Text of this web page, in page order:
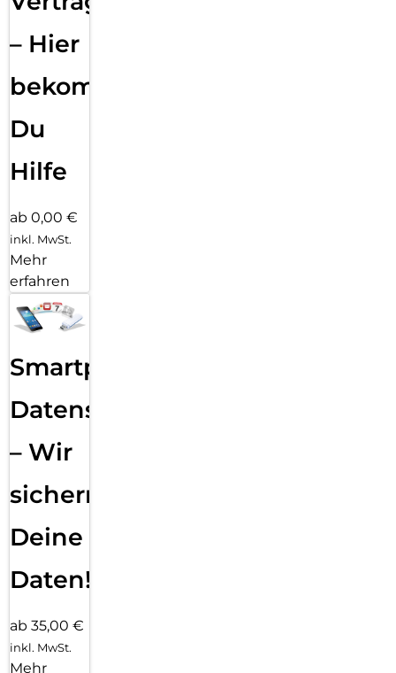
– Hier
bekommst
Du
Hilfe
ab 0,00 €
inkl. MwSt.
Mehr
erfahren
Smartphone
Datensicherung
– Wir
sichern
Deine
Daten!
ab 35,00 €
inkl. MwSt.
Mehr